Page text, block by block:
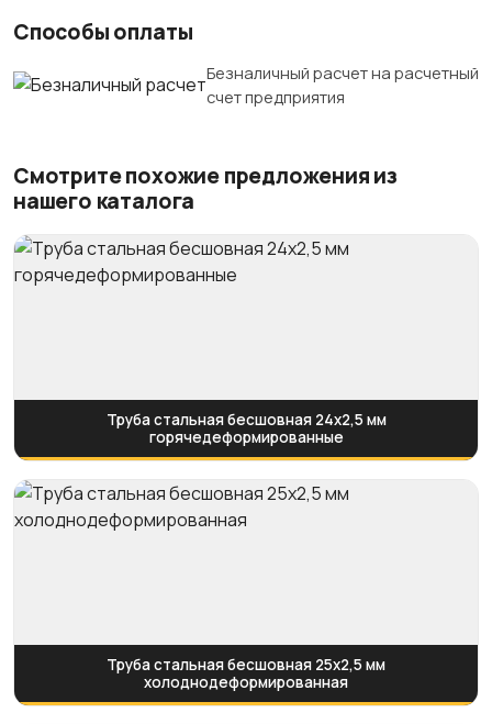
Способы оплаты
Безналичный расчет на расчетный
счет предприятия
Смотрите похожие предложения из
нашего каталога
Труба стальная бесшовная 24х2,5 мм
горячедеформированные
Труба стальная бесшовная 25х2,5 мм
холоднодеформированная